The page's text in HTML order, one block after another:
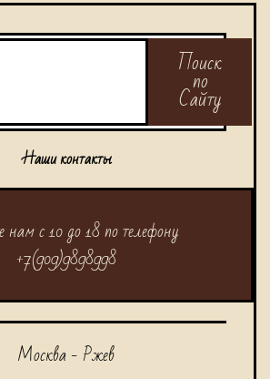
Поиск Поиск
по
Сайту
Наши контакты
нам с 10 до 18 по телефону
+7(909)9898998
Москва - Ржев